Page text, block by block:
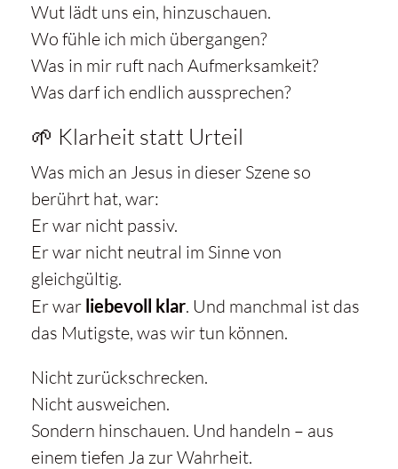
Wut lädt uns ein, hinzuschauen.
Wo fühle ich mich übergangen?
Was in mir ruft nach Aufmerksamkeit?
Was darf ich endlich aussprechen?
🌱 Klarheit statt Urteil
Was mich an Jesus in dieser Szene so
berührt hat, war:
Er war nicht passiv.
Er war nicht neutral im Sinne von
gleichgültig.
Er war liebevoll klar. Und manchmal ist das
das Mutigste, was wir tun können.
Nicht zurückschrecken.
Nicht ausweichen.
Sondern hinschauen. Und handeln – aus
einem tiefen Ja zur Wahrheit.